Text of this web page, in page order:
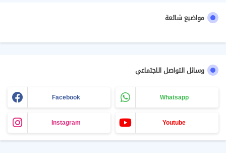
مواضيع شائعة
وسائل التواصل الاجتماعي
Facebook Whatsapp
Instagram Youtube